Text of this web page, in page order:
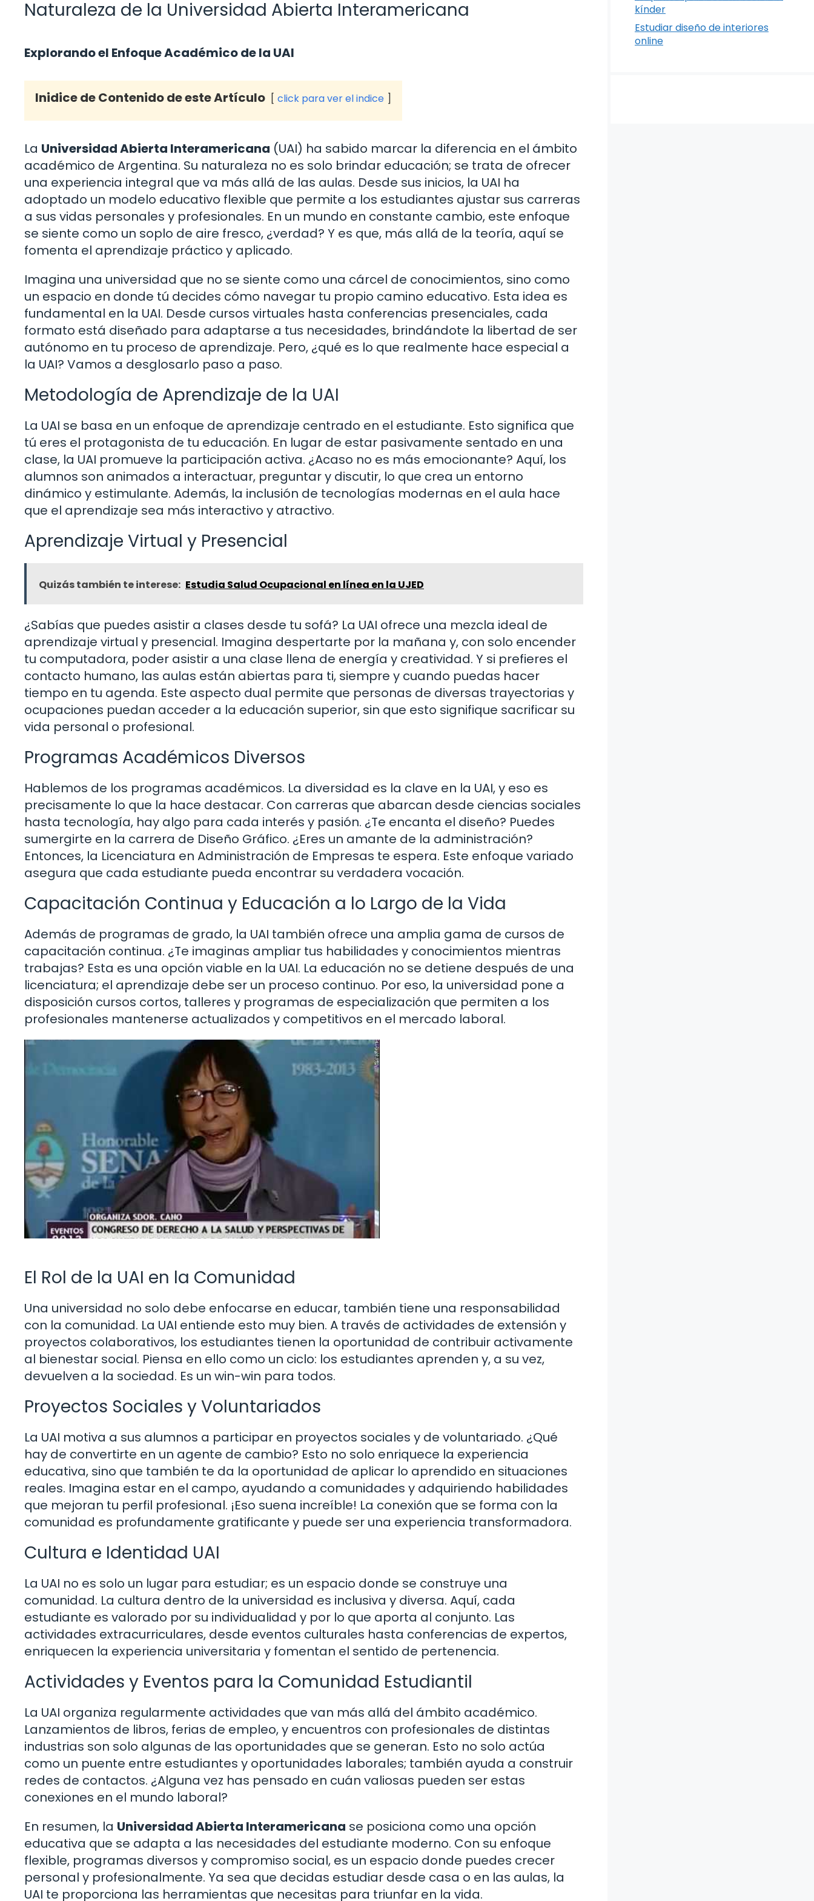
Naturaleza de la Universidad Abierta Interamericana
Explorando el Enfoque Académico de la UAI
Inidice de Contenido de este Artículo click para ver el indice
La Universidad Abierta Interamericana (UAI) ha sabido marcar la diferencia en el ámbito
académico de Argentina. Su naturaleza no es solo brindar educación; se trata de ofrecer
una experiencia integral que va más allá de las aulas. Desde sus inicios, la UAI ha
adoptado un modelo educativo flexible que permite a los estudiantes ajustar sus carreras
a sus vidas personales y profesionales. En un mundo en constante cambio, este enfoque
se siente como un soplo de aire fresco, ¿verdad? Y es que, más allá de la teoría, aquí se
fomenta el aprendizaje práctico y aplicado.
Imagina una universidad que no se siente como una cárcel de conocimientos, sino como
un espacio en donde tú decides cómo navegar tu propio camino educativo. Esta idea es
fundamental en la UAI. Desde cursos virtuales hasta conferencias presenciales, cada
formato está diseñado para adaptarse a tus necesidades, brindándote la libertad de ser
autónomo en tu proceso de aprendizaje. Pero, ¿qué es lo que realmente hace especial a
la UAI? Vamos a desglosarlo paso a paso.
Metodología de Aprendizaje de la UAI
La UAI se basa en un enfoque de aprendizaje centrado en el estudiante. Esto significa que
tú eres el protagonista de tu educación. En lugar de estar pasivamente sentado en una
clase, la UAI promueve la participación activa. ¿Acaso no es más emocionante? Aquí, los
alumnos son animados a interactuar, preguntar y discutir, lo que crea un entorno
dinámico y estimulante. Además, la inclusión de tecnologías modernas en el aula hace
que el aprendizaje sea más interactivo y atractivo.
Aprendizaje Virtual y Presencial
Quizás también te interese: Estudia Salud Ocupacional en línea en la UJED
¿Sabías que puedes asistir a clases desde tu sofá? La UAI ofrece una mezcla ideal de
aprendizaje virtual y presencial. Imagina despertarte por la mañana y, con solo encender
tu computadora, poder asistir a una clase llena de energía y creatividad. Y si prefieres el
contacto humano, las aulas están abiertas para ti, siempre y cuando puedas hacer
tiempo en tu agenda. Este aspecto dual permite que personas de diversas trayectorias y
ocupaciones puedan acceder a la educación superior, sin que esto signifique sacrificar su
vida personal o profesional.
Programas Académicos Diversos
Hablemos de los programas académicos. La diversidad es la clave en la UAI, y eso es
precisamente lo que la hace destacar. Con carreras que abarcan desde ciencias sociales
hasta tecnología, hay algo para cada interés y pasión. ¿Te encanta el diseño? Puedes
sumergirte en la carrera de Diseño Gráfico. ¿Eres un amante de la administración?
Entonces, la Licenciatura en Administración de Empresas te espera. Este enfoque variado
asegura que cada estudiante pueda encontrar su verdadera vocación.
Capacitación Continua y Educación a lo Largo de la Vida
Además de programas de grado, la UAI también ofrece una amplia gama de cursos de
capacitación continua. ¿Te imaginas ampliar tus habilidades y conocimientos mientras
trabajas? Esta es una opción viable en la UAI. La educación no se detiene después de una
licenciatura; el aprendizaje debe ser un proceso continuo. Por eso, la universidad pone a
disposición cursos cortos, talleres y programas de especialización que permiten a los
profesionales mantenerse actualizados y competitivos en el mercado laboral.
El Rol de la UAI en la Comunidad
Una universidad no solo debe enfocarse en educar, también tiene una responsabilidad
con la comunidad. La UAI entiende esto muy bien. A través de actividades de extensión y
proyectos colaborativos, los estudiantes tienen la oportunidad de contribuir activamente
al bienestar social. Piensa en ello como un ciclo: los estudiantes aprenden y, a su vez,
devuelven a la sociedad. Es un win-win para todos.
Proyectos Sociales y Voluntariados
La UAI motiva a sus alumnos a participar en proyectos sociales y de voluntariado. ¿Qué
hay de convertirte en un agente de cambio? Esto no solo enriquece la experiencia
educativa, sino que también te da la oportunidad de aplicar lo aprendido en situaciones
reales. Imagina estar en el campo, ayudando a comunidades y adquiriendo habilidades
que mejoran tu perfil profesional. ¡Eso suena increíble! La conexión que se forma con la
comunidad es profundamente gratificante y puede ser una experiencia transformadora.
Cultura e Identidad UAI
La UAI no es solo un lugar para estudiar; es un espacio donde se construye una
comunidad. La cultura dentro de la universidad es inclusiva y diversa. Aquí, cada
estudiante es valorado por su individualidad y por lo que aporta al conjunto. Las
actividades extracurriculares, desde eventos culturales hasta conferencias de expertos,
enriquecen la experiencia universitaria y fomentan el sentido de pertenencia.
Actividades y Eventos para la Comunidad Estudiantil
La UAI organiza regularmente actividades que van más allá del ámbito académico.
Lanzamientos de libros, ferias de empleo, y encuentros con profesionales de distintas
industrias son solo algunas de las oportunidades que se generan. Esto no solo actúa
como un puente entre estudiantes y oportunidades laborales; también ayuda a construir
redes de contactos. ¿Alguna vez has pensado en cuán valiosas pueden ser estas
conexiones en el mundo laboral?
En resumen, la Universidad Abierta Interamericana se posiciona como una opción
educativa que se adapta a las necesidades del estudiante moderno. Con su enfoque
flexible, programas diversos y compromiso social, es un espacio donde puedes crecer
personal y profesionalmente. Ya sea que decidas estudiar desde casa o en las aulas, la
UAI te proporciona las herramientas que necesitas para triunfar en la vida.
kínder
Estudiar diseño de interiores
online